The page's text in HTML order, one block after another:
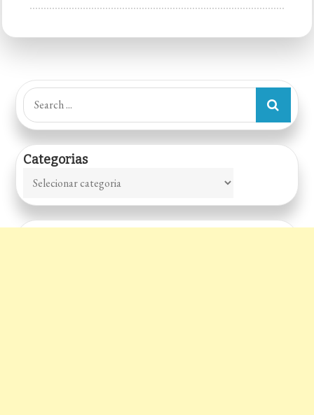
Doceria
Doces
Salgados
Search
for:
Categorias
Categorias